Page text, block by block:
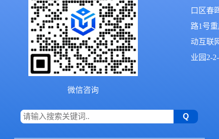
微信咨询
口区春
路1号
动互联
业园2-